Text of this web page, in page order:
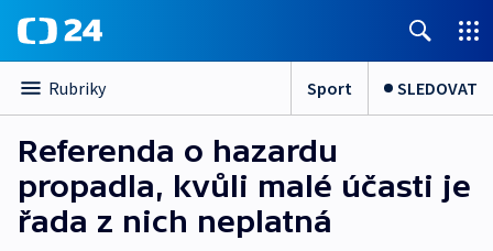
Rubriky Sport SLEDOVAT
Referenda o hazardu
propadla, kvůli malé účasti je
řada z nich neplatná